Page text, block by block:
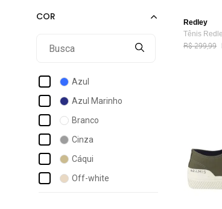
Azul
Azul Marinho
Branco
Cinza
Cáqui
Off-white
Redley
R$ 299,99